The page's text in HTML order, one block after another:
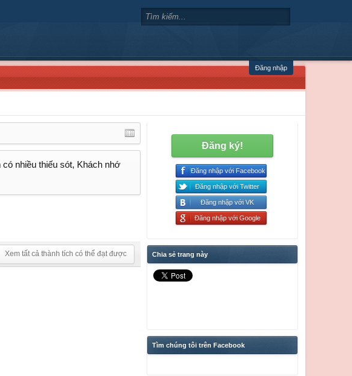
Đăng nhập
nhiều thiếu sót, Khách nhớ
Xem tất cả thành tích có thể đạt được
Đăng ký!
Đăng nhập với Facebook
Đăng nhập với Twitter
Đăng nhập với VK
Đăng nhập với Google
Chia sẻ trang này
Tìm chúng tôi trên Facebook